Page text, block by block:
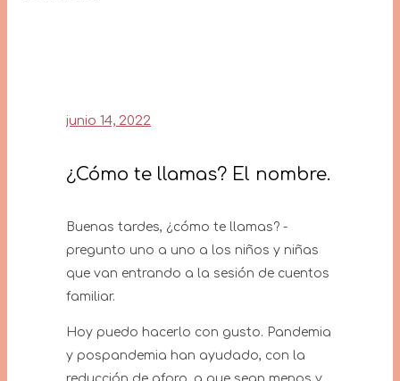
junio 14, 2022
¿Cómo te llamas? El nombre.
Buenas tardes, ¿cómo te llamas? -
pregunto uno a uno a los niños y niñas
que van entrando a la sesión de cuentos
familiar.
Hoy puedo hacerlo con gusto. Pandemia
y pospandemia han ayudado, con la